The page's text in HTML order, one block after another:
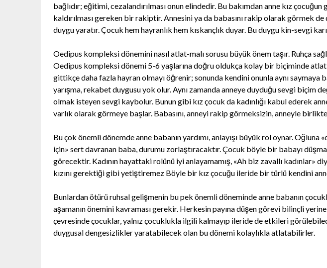
bağlıdır; eğitimi, cezalandırılması onun elindedir. Bu bakımdan anne kız
kaldırılması gereken bir rakiptir. Annesini ya da babasını rakip olarak görmek
duygu yaratır. Çocuk hem hayranlık hem kıskançlık duyar. Bu duygu kin-sevgi
Oedipus kompleksi dönemini nasıl atlat-malı sorusu büyük önem taşır. Ruhça
Oedipus kompleksi dönemi 5-6 yaşlarına doğru oldukça kolay bir biçiminde
gittikçe daha fazla hayran olmayı öğrenir; sonunda kendini onunla aynı saymaya
yarışma, rekabet duygusu yok olur. Aynı zamanda anneye duyduğu sevgi biçim
olmak isteyen sevgi kaybolur. Bunun gibi kız çocuk da kadınlığı kabul ederek
varlık olarak görmeye başlar. Babasını, anneyi rakip görmeksizin, anneyle
Bu çok önemli dönemde anne babanın yardımı, anlayışı büyük rol oynar. Oğluna
için» sert davranan baba, durumu zorlaştıracaktır. Çocuk böyle bir babayı
görecektir. Kadının hayattaki rolünü iyi anlayamamış, «Ah biz zavallı kadınlar»
kızını gerektiği gibi yetiştiremez Böyle bir kız çocuğu ileride bir türlü kendini
Bunlardan ötürü ruhsal gelişmenin bu pek önemli döneminde anne babanın
aşamanın önemini kavraması gerekir. Herkesin payına düşen görevi bilinçli
çevresinde çocuklar, yalnız çocuklukla ilgili kalmayıp ileride de etkileri
duygusal dengesizlikler yaratabilecek olan bu dönemi kolaylıkla atlatabilirler.